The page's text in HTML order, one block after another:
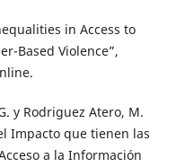
in Access to
Based Violence”,
y Rodriguez Atero, M.
Impacto que tienen las
a la Información